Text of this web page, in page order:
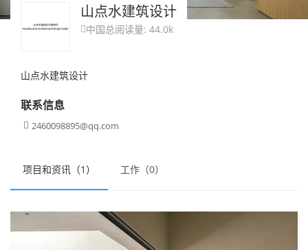
项目和资讯（1） 工作（0）
⼭点⽔建筑设计
 中国总阅读量: 44.0k
⼭点⽔建筑设计
联系信息
 2460098895@qq.com